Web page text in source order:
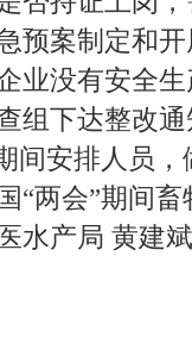
预案制定和
业没有安全
组下达整改
间安排人员
“两会”期间
水产局 黄建斌